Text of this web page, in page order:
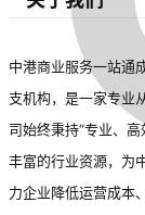
中港商业服务一站通
支机构，是一家专业
司始终秉持“专业、
丰富的行业资源，为
力企业降低运营成本